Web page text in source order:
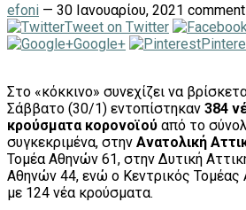
efoni — 30 Ιανουαρίου, 2021
Tweet on Twitter
Google+
Στο «κόκκινο» συνεχίζει να
Σάββατο (30/1) εντοπίστηκαν 384
κρούσματα κορονοϊού από το
συγκεκριμένα, στην Ανατολική
Τομέα Αθηνών 61, στην Δυτική
Αθηνών 44, ενώ ο Κεντρικός Τομέας
με 124 νέα κρούσματα.